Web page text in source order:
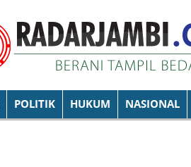
POLITIK HUKUM NASIONAL